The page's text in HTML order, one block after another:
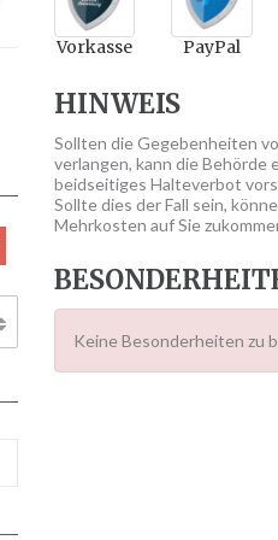
Vorkasse PayPal
HINWEIS
Sollten die Gegebenheiten
verlangen, kann die Behörde
beidseitiges Halteverbot
Sollte dies der Fall sein,
Mehrkosten auf Sie
Keine Besonderheiten zu